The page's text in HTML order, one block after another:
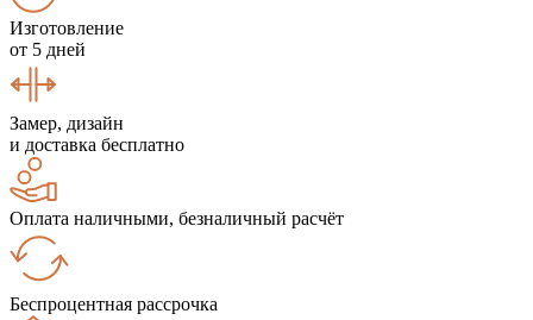
Изготовление
от 5 дней
Замер, дизайн
и доставка бесплатно
Оплата наличными, безналичный расчёт
Беспроцентная рассрочка